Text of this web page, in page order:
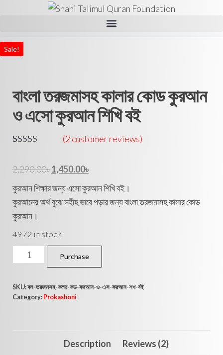
Sale!
বাংলা তরজমাসহ কালার কোড কুরআন
ও এসো কুরআন শিখি বই
based on
ratings
(2 customer reviews)
2,290.00৳1,450.00৳
কুরআন শিক্ষার জন্য এসো কুরআন শিখি বই।
কুরআনের অর্থ বুঝে সহীহ ভাবে পড়ার জন্য বাংলা তরজমাসহ কালার কোড
কুরআন।
4972 in stock
Purchase
SKU:বল-তরজমসহ-কলর-কড-করআন-ও-এস-করআন-শখ-বই
Category: Prokashoni
Description Reviews (2)